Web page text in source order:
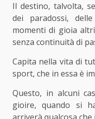
Il destino, talvolta,
dei paradossi,
momenti di gioia
senza continuità di
Capita nella vita di
sport, che in essa è
Questo, in alcuni
gioire, quando si